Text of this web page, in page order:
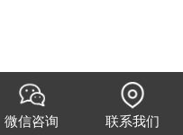
微信咨询 联系我们